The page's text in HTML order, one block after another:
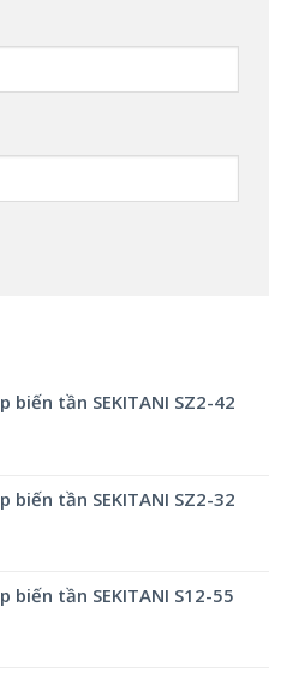
biến tần SEKITANI SZ2-42
biến tần SEKITANI SZ2-32
biến tần SEKITANI S12-55